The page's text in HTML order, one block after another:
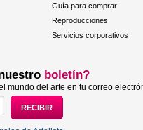
Guía para comprar
Reproducciones
Servicios corporativos
boletín?
mundo del arte en tu correo